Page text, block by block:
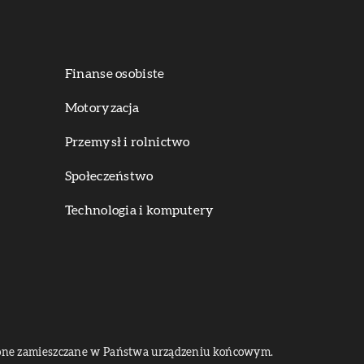
Finanse osobiste
Motoryzacja
Przemysł i rolnictwo
Społeczeństwo
Technologia i komputery
zamieszczane w Państwa urządzeniu końcowym.